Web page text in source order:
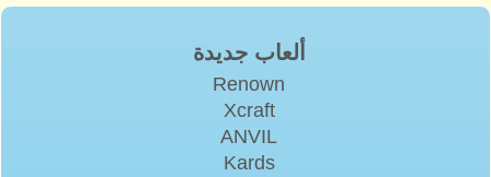
ألعاب جديدة
Renown
Xcraft
ANVIL
Kards